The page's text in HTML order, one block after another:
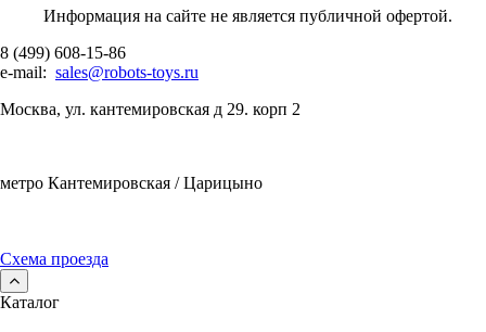
Информация на сайте не является публичной офертой.
8 (499) 608-15-86
e-mail: sales@robots-toys.ru
Москва, ул. кантемировская д 29. корп 2
метро Кантемировская / Царицыно
Схема проезда
Каталог